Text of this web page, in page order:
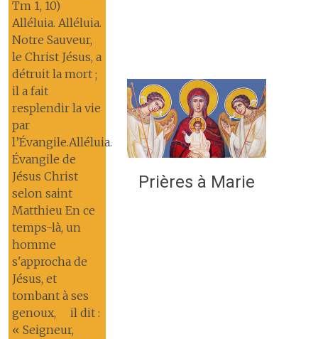
Tm 1, 10)
Alléluia. Alléluia.
Notre Sauveur,
le Christ Jésus, a
détruit la mort ;
il a fait
resplendir la vie
par
l’Évangile.Alléluia.
Évangile de
Jésus Christ
selon saint
Matthieu En ce
temps-là, un
homme
s'approcha de
Jésus, et
tombant à ses
genoux, il dit :
« Seigneur,
Prières à Marie